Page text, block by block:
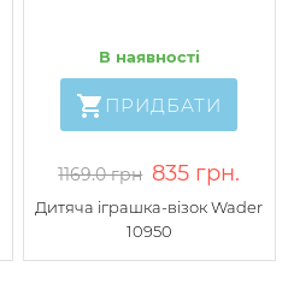
В наявності
ПРИДБАТИ
1169.0 грн 835 грн.
Дитяча іграшка-візок Wader
10950